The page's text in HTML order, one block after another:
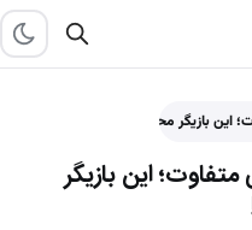
چهره‌ای متفاوت؛ این بازیگر